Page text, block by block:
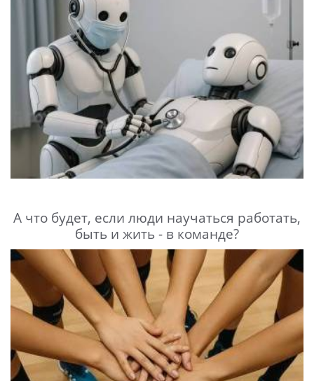
А что будет, если люди научаться работать,
быть и жить - в команде?